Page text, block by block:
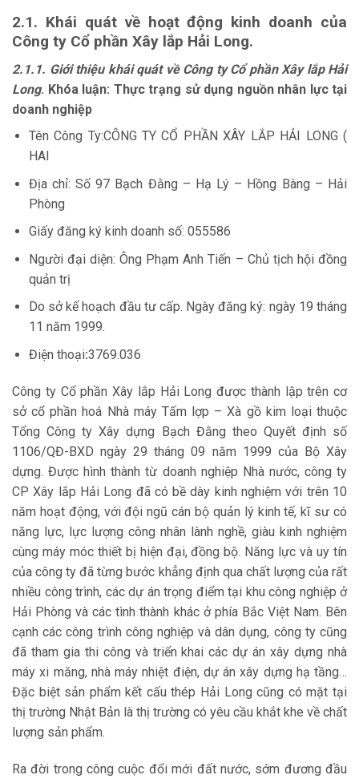
2.1. Khái quát về hoạt động kinh doanh của
Công ty Cổ phần Xây lắp Hải Long.
2.1.1. Giới thiệu khái quát về Công ty Cổ phần Xây lắp Hải
Long. Khóa luận: Thực trạng sử dụng nguồn nhân lực tại
doanh nghiệp
Tên Công Ty:CÔNG TY CỔ PHẦN XÂY LẮP HẢI LONG (
HAI
Địa chỉ: Số 97 Bạch Đằng – Hạ Lý – Hồng Bàng – Hải
Phòng
Giấy đăng ký kinh doanh số: 055586
Người đại diện: Ông Phạm Anh Tiến – Chủ tịch hội đồng
quản trị
Do sở kế hoạch đầu tư cấp. Ngày đăng ký: ngày 19 tháng
11 năm 1999.
Điện thoại:3769.036
Công ty Cổ phần Xây lắp Hải Long được thành lập trên cơ
sở cổ phần hoá Nhà máy Tấm lợp – Xà gồ kim loại thuộc
Tổng Công ty Xây dựng Bạch Đằng theo Quyết định số
1106/QĐ-BXD ngày 29 tháng 09 năm 1999 của Bộ Xây
dựng. Được hình thành từ doanh nghiệp Nhà nước, công ty
CP Xây lắp Hải Long đã có bề dày kinh nghiệm với trên 10
năm hoạt động, với đội ngũ cán bộ quản lý kinh tế, kĩ sư có
năng lực, lực lượng công nhân lành nghề, giàu kinh nghiệm
cùng máy móc thiết bị hiện đại, đồng bộ. Năng lực và uy tín
của công ty đã từng bước khẳng định qua chất lượng của rất
nhiều công trình, các dự án trọng điểm tại khu công nghiệp ở
Hải Phòng và các tình thành khác ở phía Bắc Việt Nam. Bên
cạnh các công trình công nghiệp và dân dụng, công ty cũng
đã tham gia thi công và triển khai các dự án xây dựng nhà
máy xi măng, nhà máy nhiệt điện, dự án xây dựng hạ tầng…
Đặc biệt sản phẩm kết cấu thép Hải Long cũng có mặt tại
thị trường Nhật Bản là thị trường có yêu cầu khắt khe về chất
lượng sản phẩm.
Ra đời trong công cuộc đổi mới đất nước, sớm đương đầu